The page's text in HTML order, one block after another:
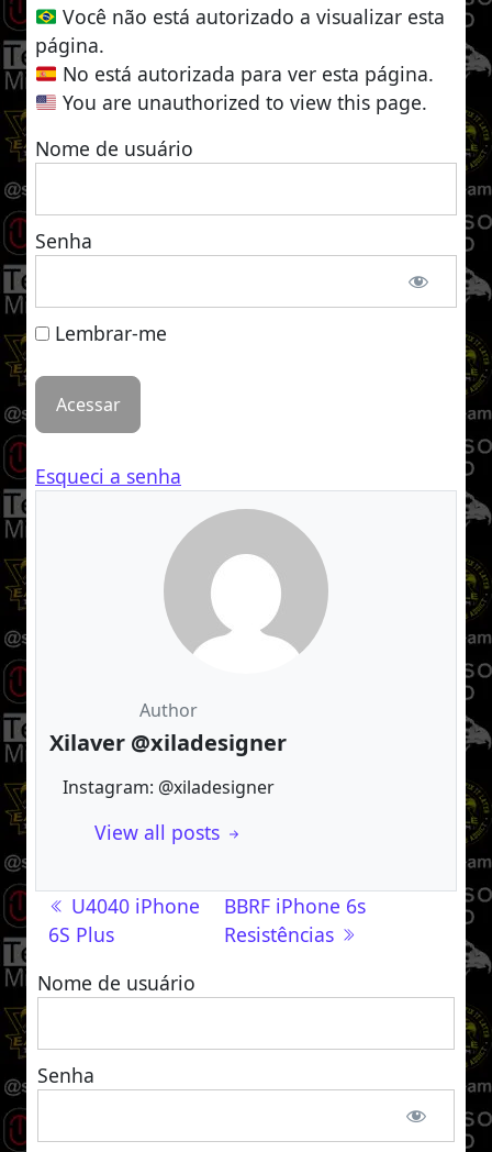
Você não está autorizado a visualizar esta
página.
No está autorizada para ver esta página.
You are unauthorized to view this page.
Nome de usuário
Senha
Lembrar-me
Esqueci a senha
Author
Xilaver @xiladesigner
Instagram: @xiladesigner
View all posts
Navegação de post
U4040 iPhone
6S Plus
BBRF iPhone 6s
Resistências
Nome de usuário
Senha